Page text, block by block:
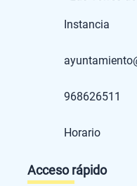
Instancia
968626511
Horario
Acceso rápido